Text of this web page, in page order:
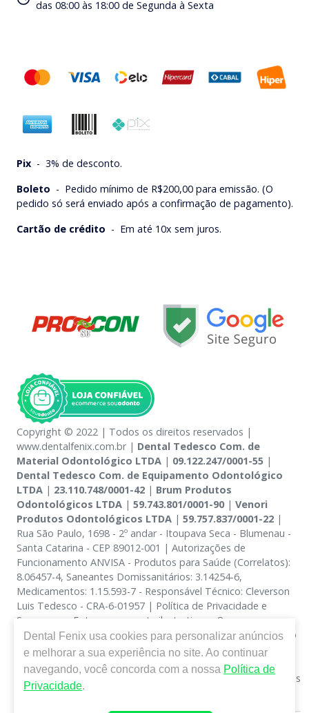
das 08:00 às 18:00 de Segunda à Sexta
Pix - 3% de desconto.
Boleto - Pedido mínimo de R$200,00 para emissão. (O
pedido só será enviado após a confirmação de pagamento).
Cartão de crédito - Em até 10x sem juros.
Copyright © 2022 | Todos os direitos reservados |
www.dentalfenix.com.br | Dental Tedesco Com. de
Material Odontológico LTDA | 09.122.247/0001-55 |
Dental Tedesco Com. de Equipamento Odontológico
LTDA | 23.110.748/0001-42 | Brum Produtos
Odontológicos LTDA | 59.743.801/0001-90| Venori
Produtos Odontológicos LTDA | 59.757.837/0001-22 |
Rua São Paulo, 1698 - 2º andar - Itoupava Seca - Blumenau -
Santa Catarina - CEP 89012-001 | Autorizações de
Funcionamento ANVISA - Produtos para Saúde (Correlatos):
8.06457-4, Saneantes Domissanitários: 3.14254-6,
Medicamentos: 1.15.593-7 - Responsável Técnico: Cleverson
Luis Tedesco - CRA-6-01957 | Política de Privacidade e
Segurança - Fotos meramente ilustrativas - Os preços e
condições da loja virtual estão sujeitos a alterações. Em caso
de divergência de preços no site, o valor válido é o do
Carrinho de Compra. Não vendemos por atacado, por isso
nos reservamos o direito de não atender compras de grandes
volumes pelo site.
Dental Fenix usa cookies para personalizar anúncios
e melhorar a sua experiência no site. Ao continuar
navegando, você concorda com a nossa Política de
Privacidade.